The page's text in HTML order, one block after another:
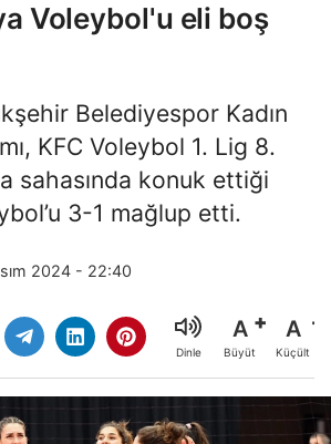
Voleybol'u eli boş
Belediyespor Kadın
KFC Voleybol 1. Lig 8.
sahasında konuk ettiği
3-1 mağlup etti.
2024 - 22:40
Dinle
A
Büyüt
A
Küçült